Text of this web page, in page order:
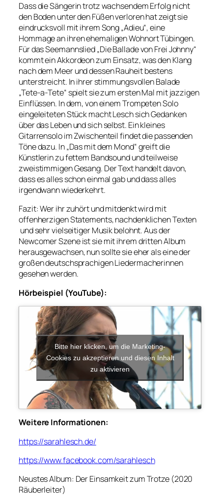
Dass die Sängerin trotz wachsendem Erfolg nicht
den Boden unter den Füßen verloren hat zeigt sie
eindrucksvoll mit ihrem Song „Adieu“, eine
Hommage an ihren ehemaligen Wohnort Tübingen.
Für das Seemannslied „Die Ballade von Frei Johnny“
kommt ein Akkordeon zum Einsatz, was den Klang
nach dem Meer und dessen Rauheit bestens
unterstreicht. In ihrer stimmungsvollen Balade
„Tete-a-Tete“ spielt sie zum ersten Mal mit jazzigen
Einflüssen. In dem, von einem Trompeten Solo
eingeleiteten Stück macht Lesch sich Gedanken
über das Leben und sich selbst. Ein kleines
Gitarrensolo im Zwischenteil findet die passenden
Töne dazu. In „Das mit dem Mond“ greift die
Künstlerin zu fettem Bandsound und teilweise
zweistimmigen Gesang. Der Text handelt davon,
dass es alles schon einmal gab und dass alles
irgendwann wiederkehrt.
Fazit: Wer ihr zuhört und mitdenkt wird mit
offenherzigen Statements, nachdenklichen Texten
und sehr vielseitiger Musik belohnt. Aus der
Newcomer Szene ist sie mit ihrem dritten Album
herausgewachsen, nun sollte sie eher als eine der
großen deutschsprachigen Liedermacherinnen
gesehen werden.
Hörbeispiel (YouTube):
Bitte hier klicken, um die Marketing-
Cookies zu akzeptieren und diesen Inhalt
zu aktivieren
Weitere Informationen:
https://sarahlesch.de/
https://www.facebook.com/sarahlesch
Neustes Album: Der Einsamkeit zum Trotze (2020
Räuberleiter)